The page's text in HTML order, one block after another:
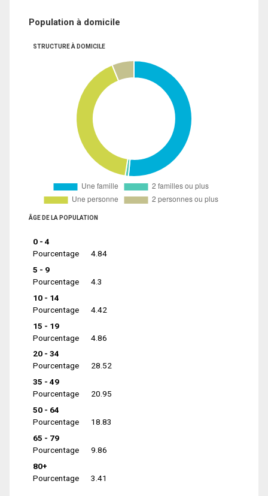
Population à domicile
STRUCTURE À DOMICILE
ÂGE DE LA POPULATION
0 - 4
Pourcentage
4.84
5 - 9
Pourcentage
4.3
10 - 14
Pourcentage
4.42
15 - 19
Pourcentage
4.86
20 - 34
Pourcentage
28.52
35 - 49
Pourcentage
20.95
50 - 64
Pourcentage
18.83
65 - 79
Pourcentage
9.86
80+
Pourcentage
3.41